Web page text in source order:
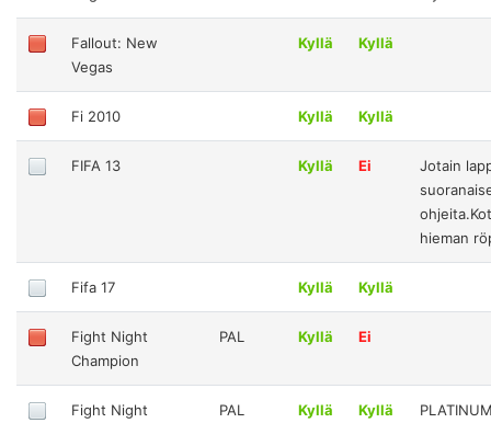
Fallout: New
Vegas
Kyllä Kyllä
Fi 2010 Kyllä Kyllä
FIFA 13 Kyllä Ei
Jotain
hieman
Fifa 17 Kyllä Kyllä
Fight Night
Champion
PAL Kyllä Ei
Fight Night
PAL Kyllä Kyllä